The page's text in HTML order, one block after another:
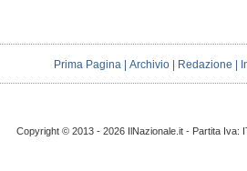
Prima Pagina |Archivio Redazione
Copyright © 2013 - 2026 IlNazionale.it - Partita Iva: